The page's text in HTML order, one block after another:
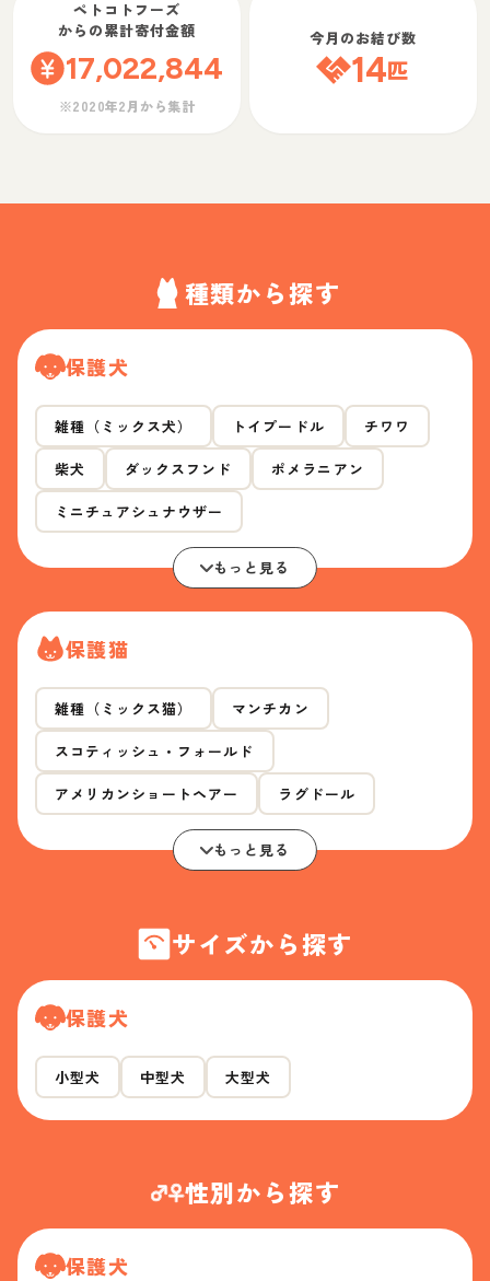
ペトコトフーズ
からの累計寄付金額
17,022,844
※2020年2月から集計
今月のお結び数
14匹
種類から探す
保護犬
雑種（ミックス犬） トイプードル チワワ
柴犬 ダックスフンド ポメラニアン
ミニチュアシュナウザー
もっと見る
保護猫
雑種（ミックス猫） マンチカン
スコティッシュ・フォールド
アメリカンショートヘアー ラグドール
もっと見る
サイズから探す
保護犬
小型犬 中型犬 大型犬
性別から探す
保護犬